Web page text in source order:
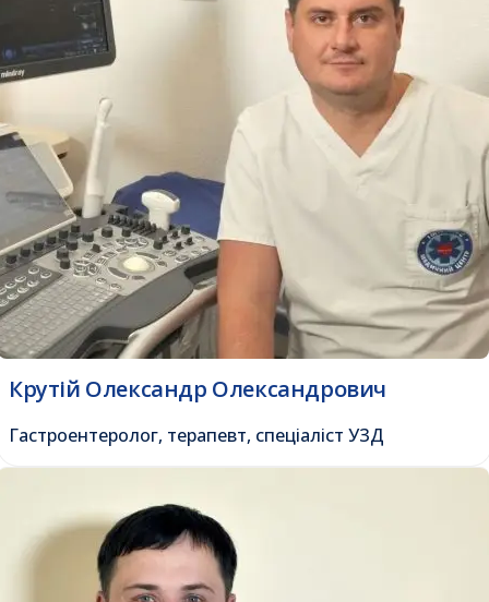
Крутій Олександр Олександрович
Гастроентеролог, терапевт, спеціаліст УЗД